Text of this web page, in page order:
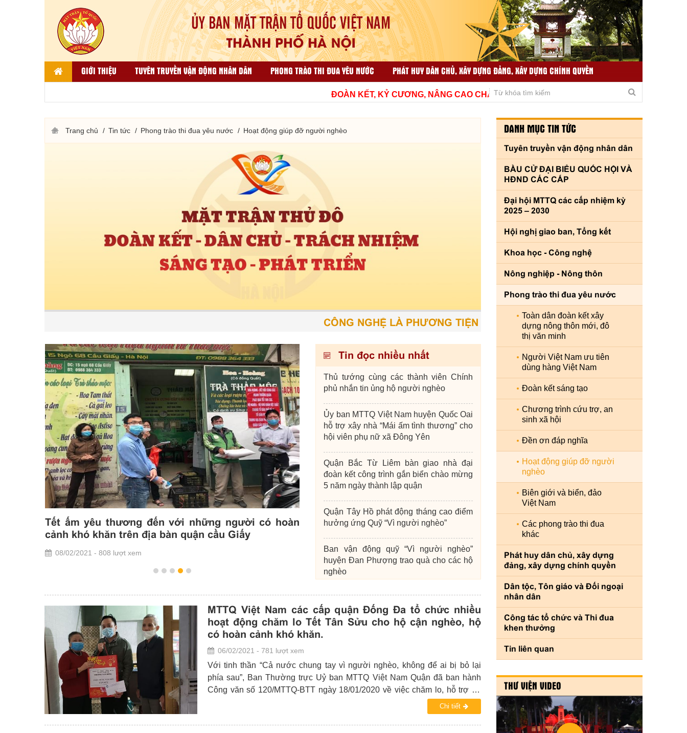
GIỚI THIỆU TUYÊN TRUYỀN VẬN ĐỘNG NHÂN DÂN PHONG TRÀO THI ĐUA YÊU NƯỚC
PHÁT HUY DÂN CHỦ, XÂY DỰNG ĐẢNG, XÂY DỰNG CHÍNH QUYỀN
CÔNG TÁC TỔ CHỨC VÀ THI ĐUA KHEN THƯỞNG TIN TỨC LIÊN QUAN
THƯ VIỆN VIDEO
ĐOÀN KẾT, KỶ CƯƠNG, NÂNG CAO CHẤT LƯỢNG, THÍCH ỨNG KỊP THỜI VÌ THỦ ĐÔ VĂN
Trang chủ Tin tức Phong trào thi đua yêu nước Hoạt động giúp đỡ người nghèo
CÔNG NGHỆ LÀ PHƯƠNG TIỆN - CON NGƯỜI LÀ TRUNG TÂM - SỨC MẠNH
Tết ấm yêu thương đến với những người có hoàn
cảnh khó khăn trên địa bàn quận cầu Giấy
08/02/2021 - 808 lượt xem
MTTQ huyện Đan Phượng phối hợp với chùa Đại Từ
Ân tổ chức các đoàn thăm và tặng quà cho các hộ
có hoàn cảnh khó khăn nhân dịp Tết Tân Sửu
06/02/2021 - 762 lượt xem
Huyện Phú Xuyên bàn
và Ngày hội Đại đoàn kết
29/10/2021 - 642 lượt xem
Tin đọc nhiều nhất
Thủ tướng cùng các thành viên Chính
phủ nhắn tin ủng hộ người nghèo
Ủy ban MTTQ Việt Nam huyện Quốc Oai
hỗ trợ xây nhà “Mái ấm tình thương” cho
hội viên phụ nữ xã Đông Yên
Quận Bắc Từ Liêm bàn giao nhà đại
đoàn kết công trình gắn biển chào mừng
5 năm ngày thành lập quận
Quận Tây Hồ phát động tháng cao điểm
hưởng ứng Quỹ “Vì người nghèo”
Ban vận động quỹ “Vì người nghèo”
huyện Đan Phượng trao quà cho các hộ
nghèo
Huyện Thanh Trì trao hỗ trợ xây nhà đại
đoàn kết tại xã Tả Thanh Oai
MTTQ Việt Nam các cấp quận Đống Đa tổ chức nhiều
hoạt động chăm lo Tết Tân Sửu cho hộ cận nghèo, hộ
có hoàn cảnh khó khăn.
06/02/2021 - 781 lượt xem
Với tinh thần “Cả nước chung tay vì người nghèo, không để ai bị bỏ lại
phía sau”, Ban Thường trực Uỷ ban MTTQ Việt Nam Quận đã ban hành
Công văn số 120/MTTQ-BTT ngày 18/01/2020 về việc chăm lo, hỗ trợ hộ
nghèo nhân dịp Tết nguyên đán Tân Sửu năm 2021 đến 21 phường, các tổ
Chi tiết
DANH MỤC TIN TỨC
Tuyên truyền vận động nhân dân
BẦU CỬ ĐẠI BIỂU QUỐC HỘI VÀ
HĐND CÁC CẤP
Đại hội MTTQ các cấp nhiệm kỳ
2025 – 2030
Hội nghị giao ban, Tổng kết
Khoa học - Công nghệ
Nông nghiệp - Nông thôn
Phong trào thi đua yêu nước
Toàn dân đoàn kết xây
dựng nông thôn mới, đô
thị văn minh
Người Việt Nam ưu tiên
dùng hàng Việt Nam
Đoàn kết sáng tạo
Chương trình cứu trợ, an
sinh xã hội
Đền ơn đáp nghĩa
Hoạt động giúp đỡ người
nghèo
Biên giới và biển, đảo
Việt Nam
Các phong trào thi đua
khác
Phát huy dân chủ, xây dựng
đảng, xây dựng chính quyền
Dân tộc, Tôn giáo và Đối ngoại
nhân dân
Công tác tổ chức và Thi đua
khen thưởng
Tin liên quan
THƯ VIỆN VIDEO